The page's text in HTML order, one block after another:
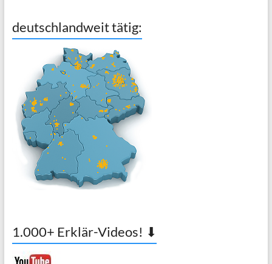
deutschlandweit tätig:
1.000+ Erklär-Videos! ⬇